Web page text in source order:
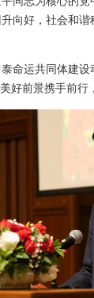
向好，社会和
命运共同体建
前景携手前行